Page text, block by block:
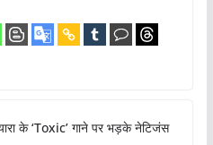
के ‘Toxic’ गाने पर भड़के नेटिजंस